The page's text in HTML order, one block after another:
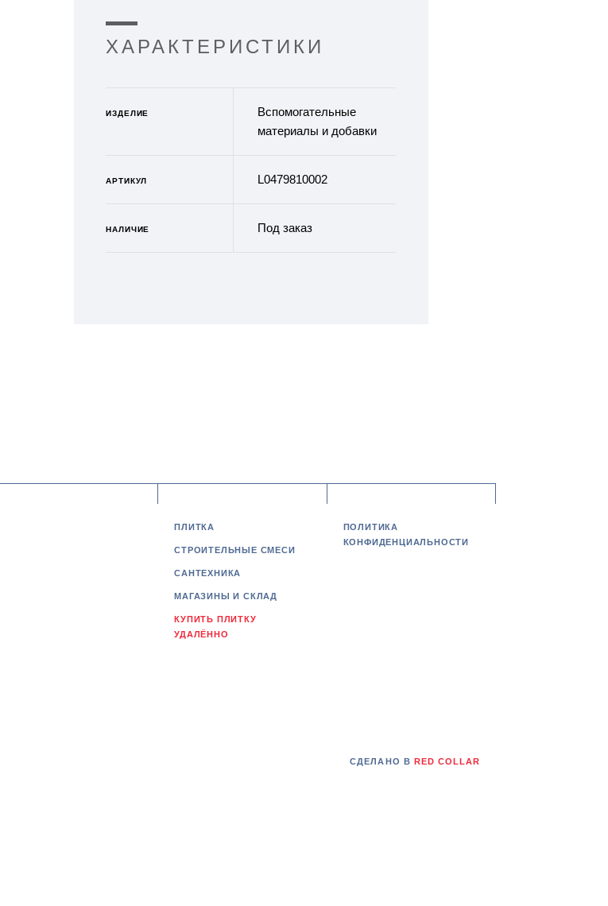
ХАРАКТЕРИСТИКИ
ИЗДЕЛИЕ
Вспомогательные
материалы и добавки
АРТИКУЛ L0479810002
НАЛИЧИЕ Под заказ
ПЛИТКА
СТРОИТЕЛЬНЫЕ СМЕСИ
САНТЕХНИКА
МАГАЗИНЫ И СКЛАД
КУПИТЬ ПЛИТКУ
УДАЛЁННО
ПОЛИТИКА
КОНФИДЕНЦИАЛЬНОСТИ
СДЕЛАНО В RED COLLAR